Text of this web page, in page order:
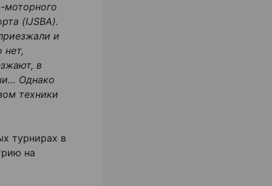
моторного
(IJSBA).
и
нет,
в
Однако
техники
турнирах в
на